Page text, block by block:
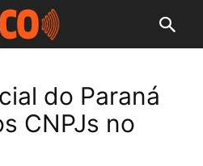
do Paraná
CNPJs no